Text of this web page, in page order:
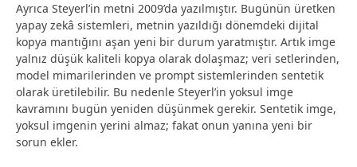
Ayrıca Steyerl’in metni 2009’da yazılmıştır. Bugünün üretken
yapay zekâ sistemleri, metnin yazıldığı dönemdeki dijital
kopya mantığını aşan yeni bir durum yaratmıştır. Artık imge
yalnız düşük kaliteli kopya olarak dolaşmaz; veri setlerinden,
model mimarilerinden ve prompt sistemlerinden sentetik
olarak üretilebilir. Bu nedenle Steyerl’in yoksul imge
kavramını bugün yeniden düşünmek gerekir. Sentetik imge,
yoksul imgenin yerini almaz; fakat onun yanına yeni bir
sorun ekler.